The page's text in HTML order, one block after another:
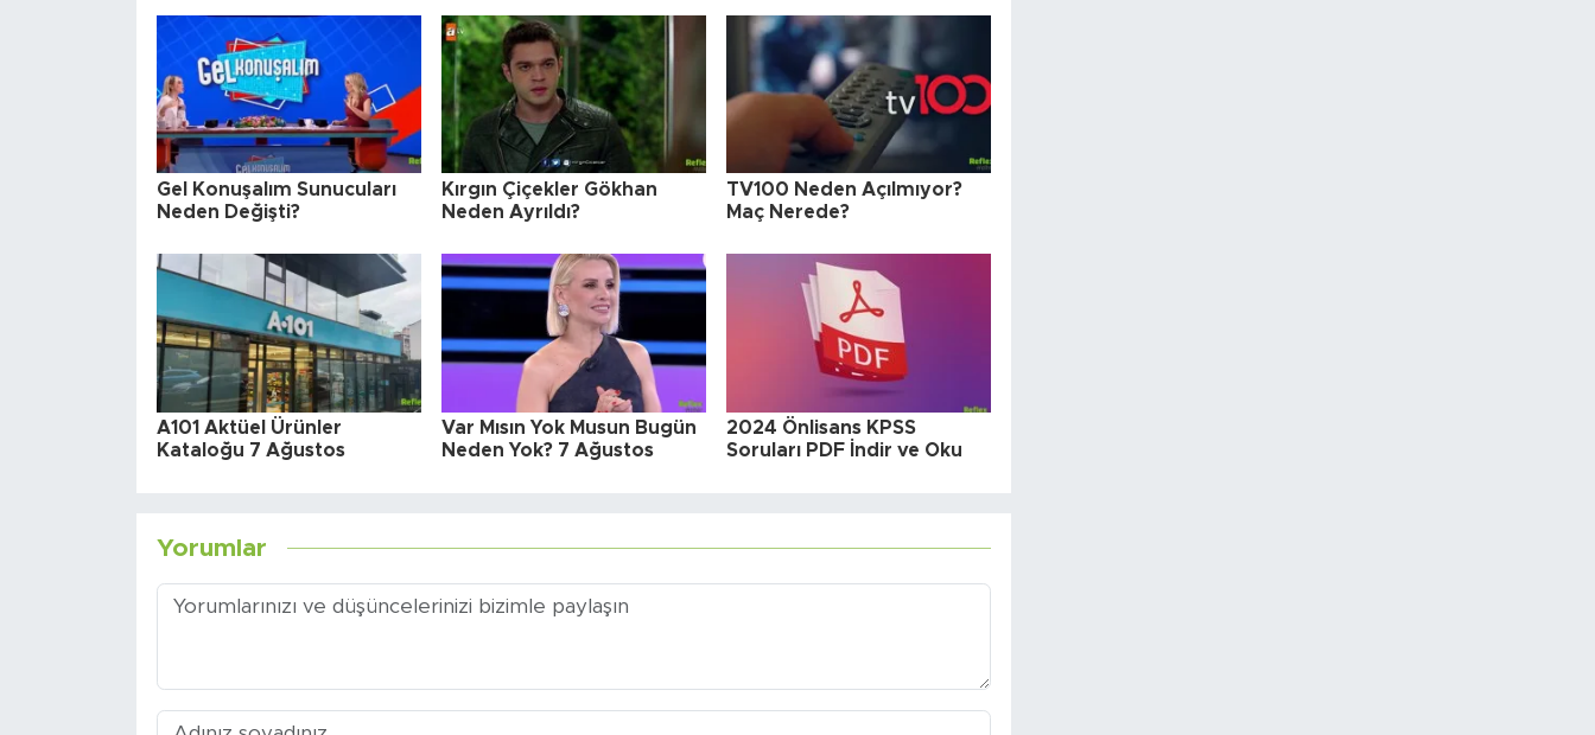
Gel Konuşalım Sunucuları
Neden Değişti?
Kırgın Çiçekler Gökhan
Neden Ayrıldı?
TV100 Neden Açılmıyor?
Maç Nerede?
A101 Aktüel Ürünler
Kataloğu 7 Ağustos
Var Mısın Yok Musun Bugün
Neden Yok? 7 Ağustos
2024 Önlisans KPSS
Soruları PDF İndir ve Oku
Yorumlar